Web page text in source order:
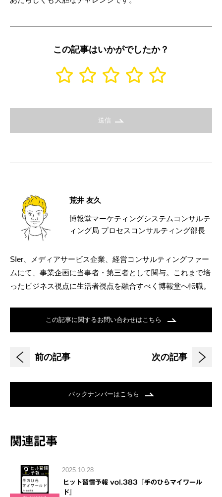
この記事はいかがでしたか？
送信
荒井 友久
博報堂マーケティングシステムコンサルテ
ィング局 プロセスコンサルティング部長
SIer、メディアサービス企業、経営コンサルティングファー
ムにて、事業企画に当事者・第三者として関与。これまで培
ったビジネス視点に生活者視点を融合すべく博報堂へ転職。
この記事に関するお問い合わせはこちら
前の記事 次の記事
バックナンバーはこちら
関連記事
2025.10.28
ヒット習慣予報 vol.383『手のひらマイワール
ド』